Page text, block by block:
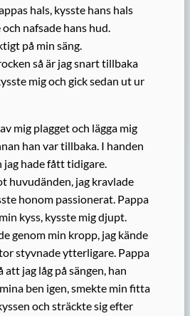
hals, kysste hans hals
nafsade hans hud.
på min säng.
så är jag snart tillbaka
mig och gick sedan ut ur
mig plagget och lägga mig
han var tillbaka. I handen
jag hade fått tidigare.
huvudänden, jag kravlade
honom passionerat. Pappa
kyss, kysste mig djupt.
genom min kropp, jag kände
styvnade ytterligare. Pappa
att jag låg på sängen, han
ben igen, smekte min fitta
och sträckte sig efter